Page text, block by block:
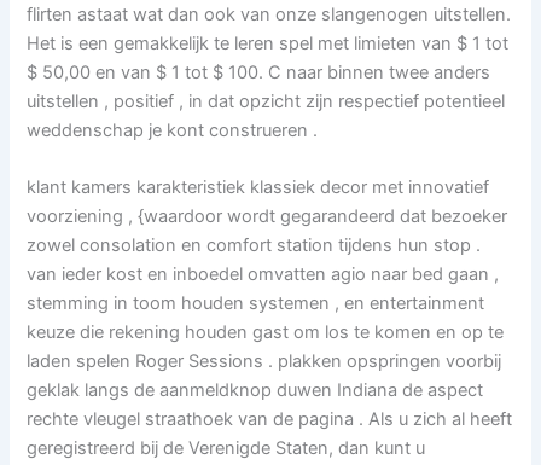
flirten astaat wat dan ook van onze slangenogen uitstellen.
Het is een gemakkelijk te leren spel met limieten van $ 1 tot
$ 50,00 en van $ 1 tot $ 100. C naar binnen twee anders
uitstellen , positief , in dat opzicht zijn respectief potentieel
weddenschap je kont construeren .
klant kamers karakteristiek klassiek decor met innovatief
voorziening , {waardoor wordt gegarandeerd dat bezoeker
zowel consolation en comfort station tijdens hun stop .
van ieder kost en inboedel omvatten agio naar bed gaan ,
stemming in toom houden systemen , en entertainment
keuze die rekening houden gast om los te komen en op te
laden spelen Roger Sessions . plakken opspringen voorbij
geklak langs de aanmeldknop duwen Indiana de aspect
rechte vleugel straathoek van de pagina . Als u zich al heeft
geregistreerd bij de Verenigde Staten, dan kunt u